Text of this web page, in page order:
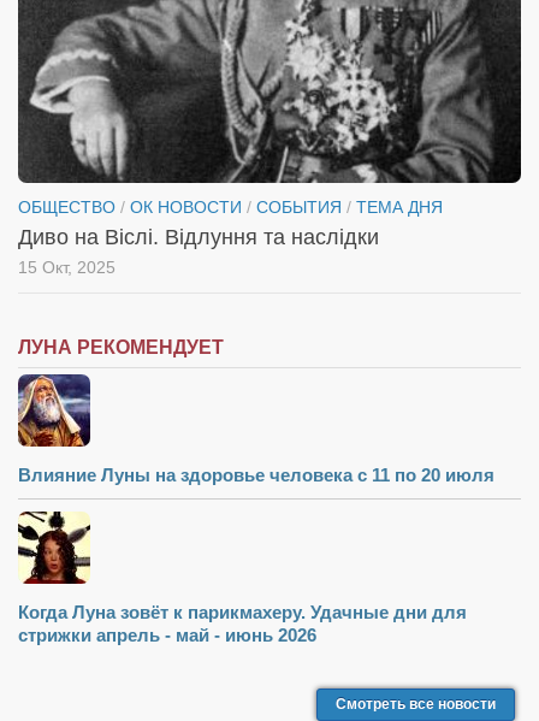
ОБЩЕСТВО / ОК НОВОСТИ / СОБЫТИЯ / ТЕМА ДНЯ
Диво на Віслі. Відлуння та наслідки
15 Окт, 2025
ЛУНА РЕКОМЕНДУЕТ
Влияние Луны на здоровье человека с 11 по 20 июля
Когда Луна зовёт к парикмахеру. Удачные дни для
стрижки апрель - май - июнь 2026
Смотреть все новости